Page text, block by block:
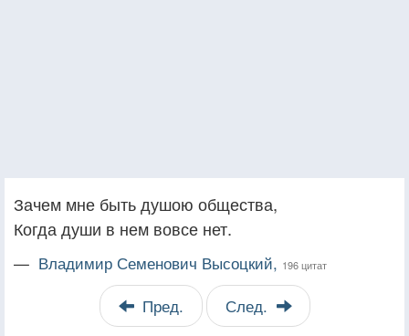
Зачем мне быть душою общества,
Когда души в нем вовсе нет.
— Владимир Семенович Высоцкий, 196 цитат
Пред. След.